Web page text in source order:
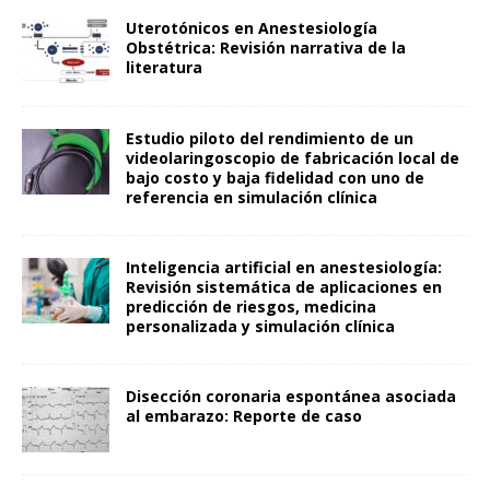
Uterotónicos en Anestesiología
Obstétrica: Revisión narrativa de la
literatura
Estudio piloto del rendimiento de un
videolaringoscopio de fabricación local de
bajo costo y baja fidelidad con uno de
referencia en simulación clínica
Inteligencia artificial en anestesiología:
Revisión sistemática de aplicaciones en
predicción de riesgos, medicina
personalizada y simulación clínica
Disección coronaria espontánea asociada
al embarazo: Reporte de caso